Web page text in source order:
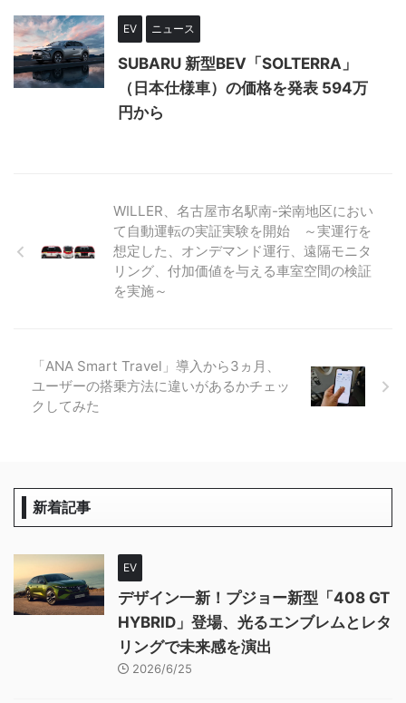
EV ニュース
SUBARU 新型BEV「SOLTERRA」
（日本仕様車）の価格を発表 594万
円から
WILLER、名古屋市名駅南-栄南地区におい
て自動運転の実証実験を開始 ～実運行を
想定した、オンデマンド運行、遠隔モニタ
リング、付加価値を与える車室空間の検証
を実施～
「ANA Smart Travel」導入から3ヵ月、
ユーザーの搭乗方法に違いがあるかチェッ
クしてみた
新着記事
EV
デザイン一新！プジョー新型「408 GT
HYBRID」登場、光るエンブレムとレタ
リングで未来感を演出
2026/6/25